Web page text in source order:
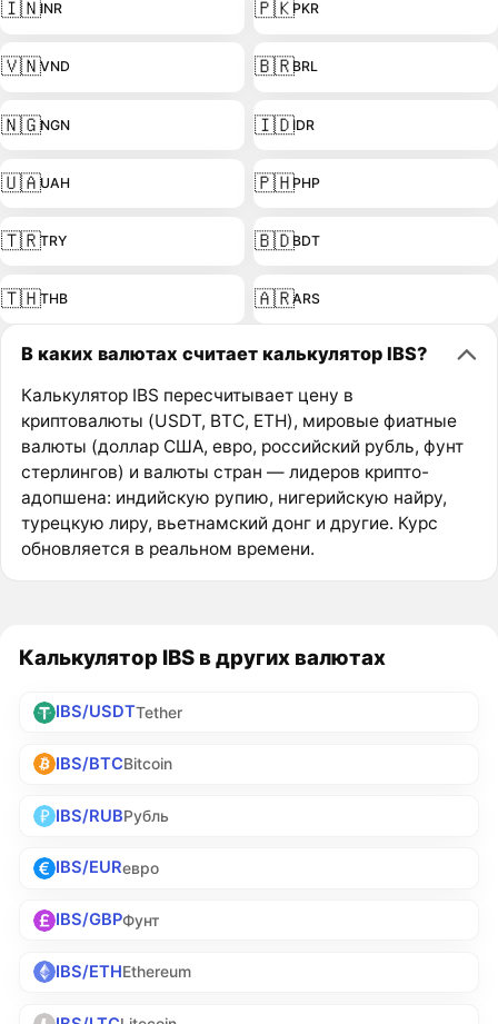
🇮🇳INR 🇵🇰PKR
🇻🇳VND 🇧🇷BRL
🇳🇬NGN 🇮🇩IDR
🇺🇦UAH 🇵🇭PHP
🇹🇷TRY 🇧🇩BDT
🇹🇭THB 🇦🇷ARS
В каких валютах считает калькулятор IBS?
Калькулятор IBS пересчитывает цену в
криптовалюты (USDT, BTC, ETH), мировые фиатные
валюты (доллар США, евро, российский рубль, фунт
стерлингов) и валюты стран — лидеров крипто-
адопшена: индийскую рупию, нигерийскую найру,
турецкую лиру, вьетнамский донг и другие. Курс
обновляется в реальном времени.
Калькулятор IBS в других валютах
IBS/USDTTether
IBS/BTCBitcoin
IBS/RUBРубль
IBS/EURевро
IBS/GBPФунт
IBS/ETHEthereum